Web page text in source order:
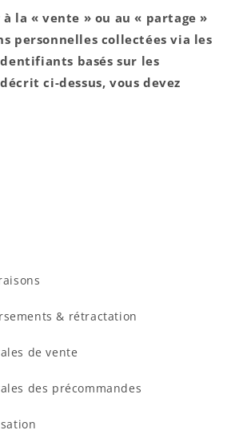
la « vente » ou au « partage »
personnelles collectées via les
basés sur les
ci-dessus, vous devez
& rétractation
de vente
des précommandes
votre compte pour ajouter
précédemment enregistrés.